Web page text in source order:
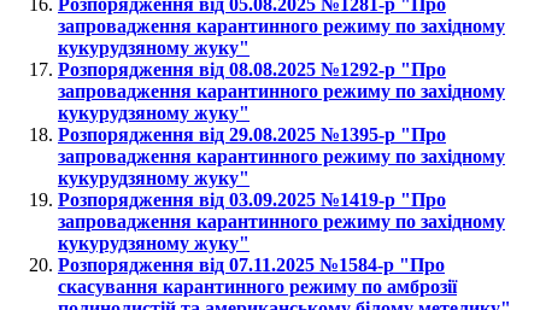
запровадження карантинного режиму по західному
кукурудзяному жуку"
Розпорядження від 08.08.2025 №1292-р "Про
запровадження карантинного режиму по західному
кукурудзяному жуку"
Розпорядження від 29.08.2025 №1395-р "Про
запровадження карантинного режиму по західному
кукурудзяному жуку"
Розпорядження від 03.09.2025 №1419-р "Про
запровадження карантинного режиму по західному
кукурудзяному жуку"
Розпорядження від 07.11.2025 №1584-р "Про
скасування карантинного режиму по амброзії